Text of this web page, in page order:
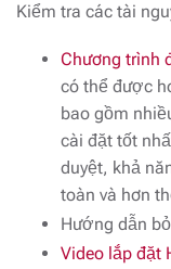
Kiểm tra các tài
Chương trình
có thể được
bao gồm
cài đặt tốt
duyệt, khả
toàn và hơn
Hướng dẫn
Video lắp đặt